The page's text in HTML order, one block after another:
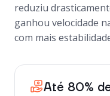
reduziu
ganhou velocidade
com mais
Até 80%